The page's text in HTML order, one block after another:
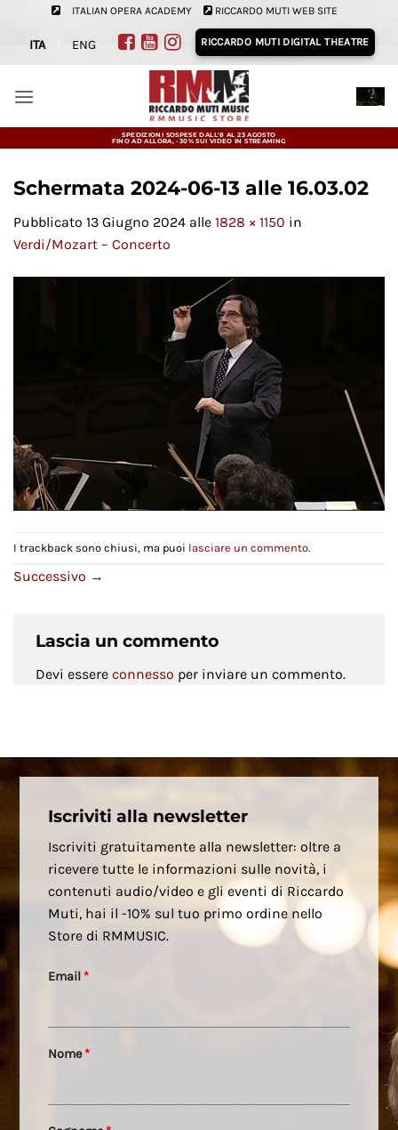
contenuti
ITALIAN OPERA ACADEMY RICCARDO MUTI WEB SITE
ITA ENG RICCARDO MUTI DIGITAL THEATRE
SPEDIZIONI SOSPESE DALL'8 AL 23 AGOSTO
FINO AD ALLORA, -30% SUI VIDEO IN STREAMING
Schermata 2024-06-13 alle 16.03.02
Pubblicato 13 Giugno 2024 alle 1828 × 1150 in
Verdi/Mozart – Concerto
I trackback sono chiusi, ma puoi lasciare un commento.
Successivo →
Lascia un commento
Devi essere connesso per inviare un commento.
Iscriviti alla newsletter
Iscriviti gratuitamente alla newsletter: oltre a
ricevere tutte le informazioni sulle novità, i
contenuti audio/video e gli eventi di Riccardo
Muti, hai il -10% sul tuo primo ordine nello
Store di RMMUSIC.
Email *
Nome*